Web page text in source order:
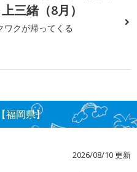
三緒（8月）
ワクが帰ってくる
福岡県】
2026/08/10 更新